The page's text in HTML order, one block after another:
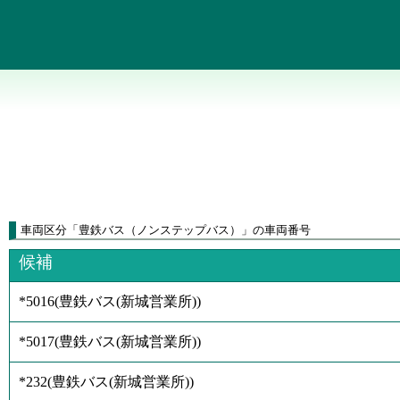
車両区分 「 豊鉄バス（ノンステップバス） 」 の車両番号
候補
*5016(豊鉄バス(新城営業所))
*5017(豊鉄バス(新城営業所))
*232(豊鉄バス(新城営業所))